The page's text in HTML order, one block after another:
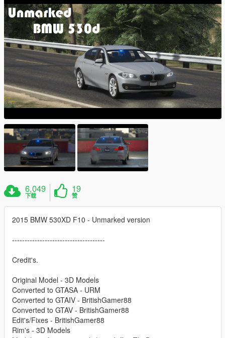
6,049
下载
19
赞
2015 BMW 530XD F10 - Unmarked version
-------------------------------------
Credit's.
Original Model - 3D Models
Converted to GTASA - URM
Converted to GTAIV - BritishGamer88
Converted to GTAV - BritishGamer88
Edit's/Fixes - BritishGamer88
Rim's - 3D Models